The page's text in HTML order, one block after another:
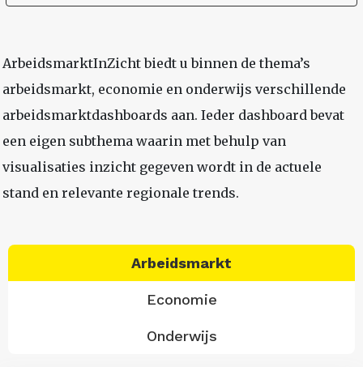
ArbeidsmarktInZicht biedt u binnen de thema’s
arbeidsmarkt, economie en onderwijs verschillende
arbeidsmarktdashboards aan. Ieder dashboard bevat
een eigen subthema waarin met behulp van
visualisaties inzicht gegeven wordt in de actuele
stand en relevante regionale trends.
Arbeidsmarkt
Economie
Onderwijs